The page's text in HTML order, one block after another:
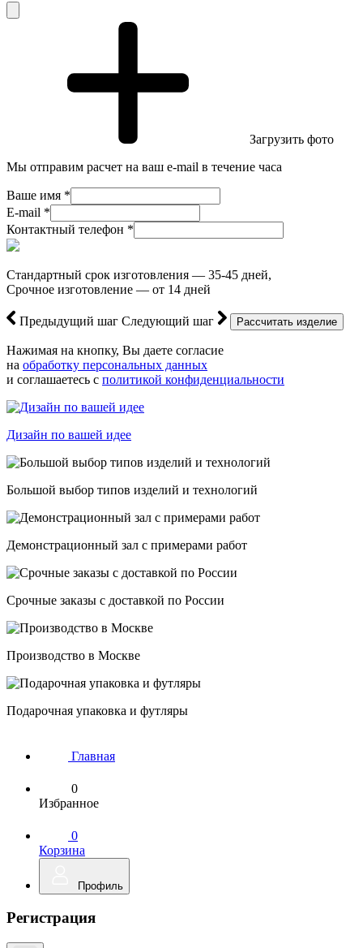
Загрузить фото
Мы отправим расчет на ваш e-mail в течение часа
Ваше имя *
E-mail *
Контактный телефон *
Стандартный срок изготовления — 35-45 дней,
Срочное изготовление — от 14 дней
Предыдущий шаг Следующий шаг
Нажимая на кнопку, Вы даете согласие
на обработку персональных данных
и соглашаетесь с политикой конфиденциальности
Дизайн по вашей идее
Большой выбор типов изделий и технологий
Демонстрационный зал с примерами работ
Срочные заказы с доставкой по России
Производство в Москве
Подарочная упаковка и футляры
Главная
0
Избранное
0
Корзина
Профиль
Регистрация